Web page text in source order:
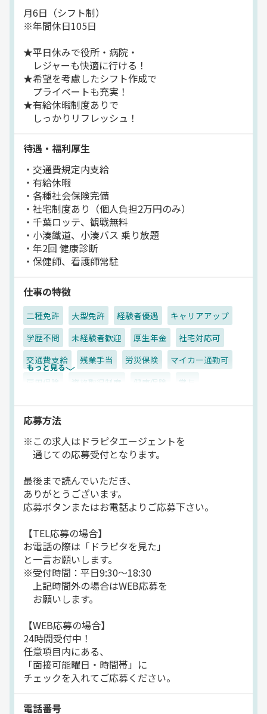
月6日（シフト制）
※年間休日105日
★平日休みで役所・病院・
レジャーも快適に行ける！
★希望を考慮したシフト作成で
プライベートも充実！
★有給休暇制度ありで
しっかりリフレッシュ！
待遇・福利厚生
・交通費規定内支給
・有給休暇
・各種社会保険完備
・社宅制度あり（個人負担2万円のみ）
・千葉ロッテ、観戦無料
・小湊鐡道、小湊バス 乗り放題
・年2回 健康診断
・保健師、看護師常駐
仕事の特徴
二種免許 大型免許 経験者優遇
キャリアアップ
学歴不問
未経験者歓迎 厚生年金
社宅対応可
交通費支給
残業手当 労災保険
マイカー通勤可
雇用保険
資格取得制度 健康保険
賞与
路線バス
もっと見る
応募方法
※この求人はドラピタエージェントを
通じての応募受付となります。
最後まで読んでいただき、
ありがとうございます。
応募ボタンまたはお電話よりご応募下さい。
【TEL応募の場合】
お電話の際は「ドラピタを見た」
と一言お願いします。
※受付時間：平日9:30～18:30
上記時間外の場合はWEB応募を
お願いします。
【WEB応募の場合】
24時間受付中！
任意項目内にある、
「面接可能曜日・時間帯」に
チェックを入れてご応募ください。
電話番号